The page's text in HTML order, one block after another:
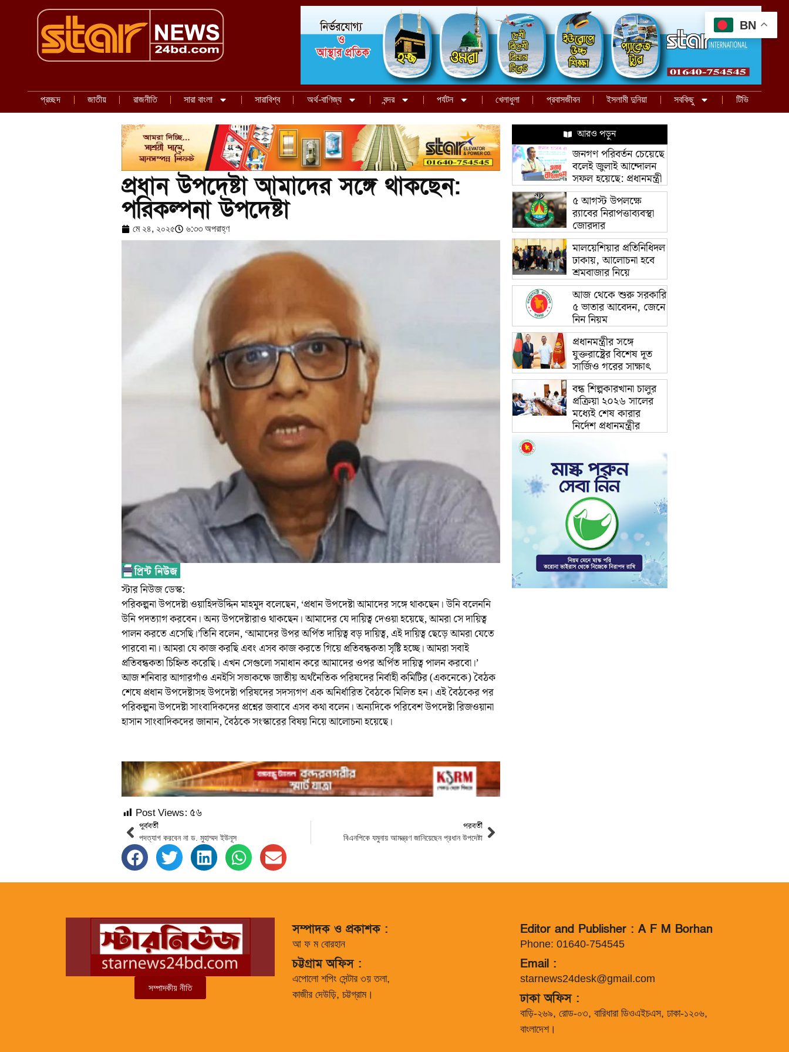
প্রচ্ছদ জাতীয় রাজনীতি সারা বাংলা সারাবিশ্ব অর্থ-বাণিজ্য বন্দর পর্যটন খেলাধুলা প্রবাসজীবন ইসলামী দুনিয়া সবকিছু টিভি
প্রধান উপদেষ্টা আমাদের সঙ্গে থাকছেন:
পরিকল্পনা উপদেষ্টা
মে ২৪, ২০২৫ ৬:৩৩ অপরাহ্ণ
স্টার নিউজ ডেস্ক:
পরিকল্পনা উপদেষ্টা ওয়াহিদউদ্দিন মাহমুদ বলেছেন, ‘প্রধান উপদেষ্টা আমাদের সঙ্গে থাকছেন। উনি বলেননি
উনি পদত্যাগ করবেন। অন্য উপদেষ্টারাও থাকছেন। আমাদের যে দায়িত্ব দেওয়া হয়েছে, আমরা সে দায়িত্ব
পালন করতে এসেছি।’তিনি বলেন, ‘আমাদের উপর অর্পিত দায়িত্ব বড় দায়িত্ব, এই দায়িত্ব ছেড়ে আমরা যেতে
পারবো না। আমরা যে কাজ করছি এবং এসব কাজ করতে গিয়ে প্রতিবন্ধকতা সৃষ্টি হচ্ছে। আমরা সবাই
প্রতিবন্ধকতা চিহ্নিত করেছি। এখন সেগুলো সমাধান করে আমাদের ওপর অর্পিত দায়িত্ব পালন করবো।’
আজ শনিবার আগারগাঁও এনইসি সভাকক্ষে জাতীয় অর্থনৈতিক পরিষদের নির্বাহী কমিটির (একনেকে) বৈঠক
শেষে প্রধান উপদেষ্টাসহ উপদেষ্টা পরিষদের সদস্যগণ এক অনির্ধারিত বৈঠকে মিলিত হন। এই বৈঠকের পর
পরিকল্পনা উপদেষ্টা সাংবাদিকদের প্রশ্নের জবাবে এসব কথা বলেন। অন্যদিকে পরিবেশ উপদেষ্টা রিজওয়ানা
হাসান সাংবাদিকদের জানান, বৈঠকে সংস্কারের বিষয় নিয়ে আলোচনা হয়েছে।
Post Views: ৫৬
পূর্ববর্তী
পদত্যাগ করবেন না ড. মুহাম্মদ ইউনূস
পরবর্তী
বিএনপিকে যমুনায় আমন্ত্রণ জানিয়েছেন প্রধান উপদেষ্টা
আরও পড়ুন
জনগণ পরিবর্তন চেয়েছে
বলেই জুলাই আন্দোলন
সফল হয়েছে: প্রধানমন্ত্রী
৫ আগস্ট উপলক্ষে
র‌্যাবের নিরাপত্তাব্যবস্থা
জোরদার
মালয়েশিয়ার প্রতিনিধিদল
ঢাকায়, আলোচনা হবে
শ্রমবাজার নিয়ে
আজ থেকে শুরু সরকারি
৫ ভাতার আবেদন, জেনে
নিন নিয়ম
প্রধানমন্ত্রীর সঙ্গে
যুক্তরাষ্ট্রের বিশেষ দূত
সার্জিও গরের সাক্ষাৎ
বন্ধ শিল্পকারখানা চালুর
প্রক্রিয়া ২০২৬ সালের
মধ্যেই শেষ কারার
নির্দেশ প্রধানমন্ত্রীর
সম্পাদকীয় নীতি
সম্পাদক ও প্রকাশক :
আ ফ ম বোরহান
চট্টগ্রাম অফিস :
এপোলো শপিং সেন্টার ৩য় তলা,
কাজীর দেউড়ি, চট্টগ্রাম।
Editor and Publisher : A F M Borhan
Phone: 01640-754545
Email :
starnews24desk@gmail.com
ঢাকা অফিস :
বাড়ি-২৬৯, রোড-০৩, বারিধারা ডিওএইচএস, ঢাকা-১২০৬,
বাংলাদেশ।
BN